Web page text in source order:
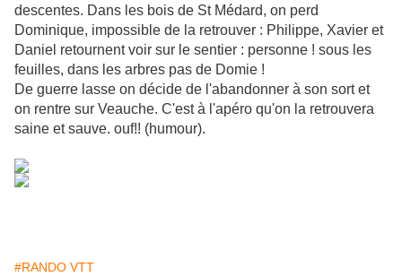
descentes. Dans les bois de St Médard, on perd
Dominique, impossible de la retrouver : Philippe, Xavier et
Daniel retournent voir sur le sentier : personne ! sous les
feuilles, dans les arbres pas de Domie !
De guerre lasse on décide de l'abandonner à son sort et
on rentre sur Veauche. C'est à l'apéro qu'on la retrouvera
saine et sauve. ouf!! (humour).
#RANDO VTT